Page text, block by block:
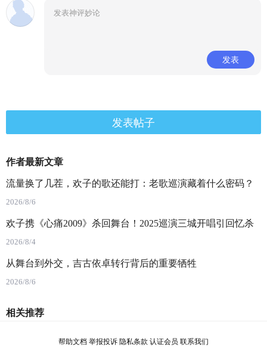
发表
发表帖子
作者最新文章
流量换了几茬，欢子的歌还能打：老歌巡演藏着什么密码？
2026/8/6
欢子携《心痛2009》杀回舞台！2025巡演三城开唱引回忆杀
2026/8/4
从舞台到外交，吉古依卓转行背后的重要牺牲
2026/8/6
相关推荐
帮助文档举报投诉隐私条款 认证会员 联系我们